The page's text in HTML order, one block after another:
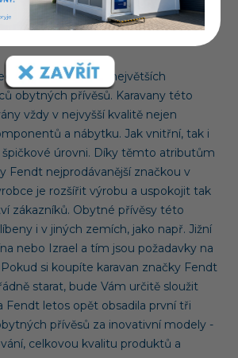
z nejstarších a největších
obytných přívěsů. Karavany této
vždy v nejvyšší kvalitě nejen
a nábytku. Jak vnitřní, tak i
špičkové úrovni. Díky těmto atributům
Fendt nejprodávanější značkou v
je rozšířit výrobu a uspokojit tak
zákazníků. Obytné přívěsy této
i v jiných zemích, jako např. Jižní
nebo Izrael a tím jsou požadavky na
si koupíte karavan značky Fendt
starat, bude Vám určitě sloužit
Fendt letos opět obsadila první tři
přívěsů za inovativní modely -
celkovou kvalitu produktů a